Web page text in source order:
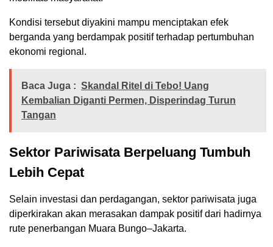
Kondisi tersebut diyakini mampu menciptakan efek
berganda yang berdampak positif terhadap pertumbuhan
ekonomi regional.
Baca Juga : Skandal Ritel di Tebo! Uang
Kembalian Diganti Permen, Disperindag Turun
Tangan
Sektor Pariwisata Berpeluang Tumbuh
Lebih Cepat
Selain investasi dan perdagangan, sektor pariwisata juga
diperkirakan akan merasakan dampak positif dari hadirnya
rute penerbangan Muara Bungo–Jakarta.